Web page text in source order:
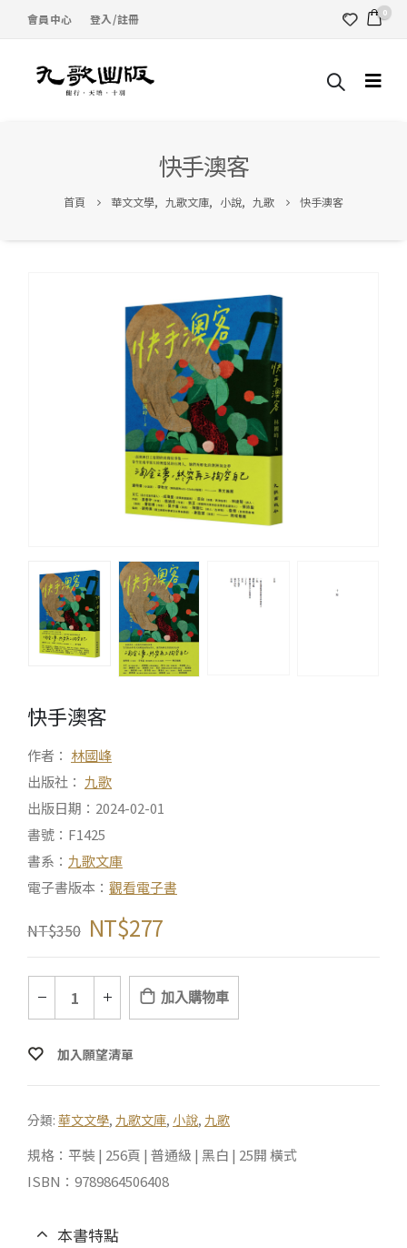
會員中心 登入/註冊 0
快手澳客
首頁 華文文學, 九歌文庫, 小說, 九歌 快手澳客
快手澳客
作者： 林國峰
出版社： 九歌
出版日期：2024-02-01
書號：F1425
書系： 九歌文庫
電子書版本： 觀看電子書
NT$350 NT$277
加入購物車
加入願望清單
分類: 華文文學, 九歌文庫, 小說, 九歌
規格：平裝 | 256頁 | 普通級 | 黑白 | 25開 橫式
ISBN：9789864506408
本書特點